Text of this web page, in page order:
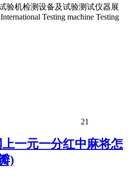
验机检测设备及试验测试仪器展
Testing machine Testing
21
一元一分红中麻将怎
)